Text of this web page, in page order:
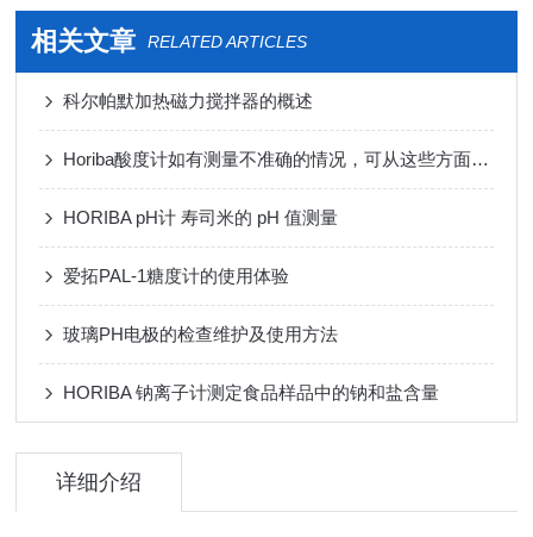
相关文章 RELATED ARTICLES
科尔帕默加热磁力搅拌器的概述
Horiba酸度计如有测量不准确的情况，可从这些方面寻找根源
HORIBA pH计 寿司米的 pH 值测量
爱拓PAL-1糖度计的使用体验
玻璃PH电极的检查维护及使用方法
HORIBA 钠离子计测定食品样品中的钠和盐含量
详细介绍